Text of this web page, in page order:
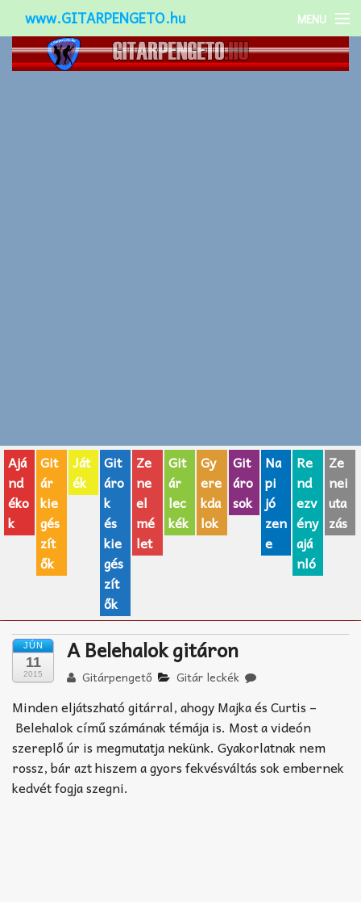
www.GITARPENGETO.hu MENU
Népszerű-
AJÁNDÉK ÖTLETEK
Vicces
GITÁR MÁRKÁK
TOP100 nóta
Zeneiskolák
Zeneszerzés alapjai
Akkord-kotta
Improvizáció
Ajá
nd
éko
k
Git
ár
kie
gés
zít
ők
Ját
ék
Git
áro
k
és
kie
gés
zít
ők
Ze
ne
el
mé
let
Git
ár
lec
kék
Gy
ere
kda
lok
Git
áro
sok
Na
pi
jó
zen
e
Re
nd
ezv
ény
ajá
nló
Ze
nei
uta
zás
JÚN
11
2015
A Belehalok gitáron
Gitárpengető Gitár leckék
Minden eljátszható gitárral, ahogy Majka és Curtis –
Belehalok című számának témája is. Most a videón
szereplő úr is megmutatja nekünk. Gyakorlatnak nem
rossz, bár azt hiszem a gyors fekvésváltás sok embernek
kedvét fogja szegni.